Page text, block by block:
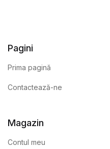
Pagini
Prima pagină
Contactează-ne
Magazin
Contul meu